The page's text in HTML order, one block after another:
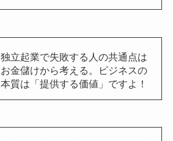
独立起業で失敗する人の共通点は
お金儲けから考える。ビジネスの
本質は「提供する価値」ですよ！